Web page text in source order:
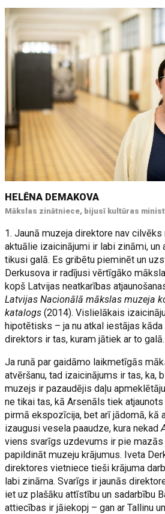
HELĒNA DEMAKOVA
Mākslas zinātniece, bijusī kultūras
1. Jaunā muzeja direktore nav
aktuālie izaicinājumi ir labi zināmi, un
tikusi galā. Es gribētu pieminēt un
Derkusova ir radījusi vērtīgāko
kopš Latvijas neatkarības
Latvijas Nacionālā mākslas muzeja
katalogs (2014). Vislielākais
hipotētisks – ja nu atkal iestājas
direktors ir tas, kuram jātiek ar to galā.
Ja runā par gaidāmo laikmetīgās
atvēršanu, tad izaicinājums ir tas, ka,
muzejs ir pazaudējis daļu
ne tikai tas, kā Arsenāls tiek
pirmā ekspozīcija, bet arī jādomā, kā
izaugusi vesela paaudze, kura nekad
viens svarīgs uzdevums ir pie
papildināt muzeju krājumus. Iveta
direktores vietniece tieši krājuma
labi zināma. Svarīgs ir jaunās
iet uz plašāku attīstību un sadarbību
attiecības ir jāiekopj – gan ar Tallinu